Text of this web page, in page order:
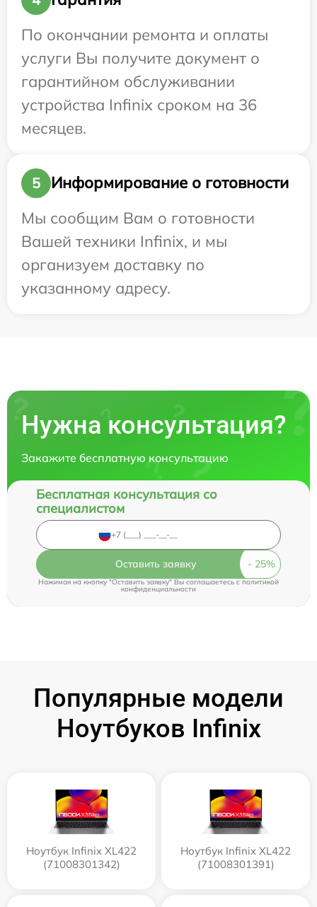
По окончании ремонта и оплаты
услуги Вы получите документ о
гарантийном обслуживании
устройства Infinix сроком на 36
месяцев.
5
Информирование о готовности
Мы сообщим Вам о готовности
Вашей техники Infinix, и мы
организуем доставку по
указанному адресу.
Нужна консультация?
Закажите бесплатную консультацию
Бесплатная консультация со
специалистом
Оставить заявку
Нажимая на кнопку "Оставить заявку" Вы соглашаетесь cполитикой
конфиденциальности
Популярные модели
Ноутбуков Infinix
Ноутбук Infinix XL422
(71008301342)
Ноутбук Infinix XL422
(71008301391)